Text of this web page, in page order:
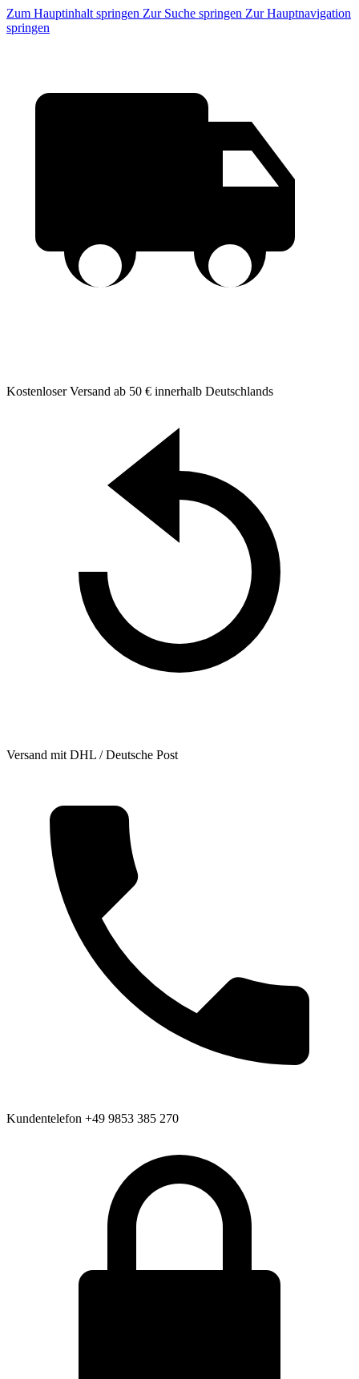
Zum Hauptinhalt springen Zur Suche springen Zur Hauptnavigation
springen
Kostenloser Versand ab 50 € innerhalb Deutschlands
Versand mit DHL / Deutsche Post
Kundentelefon +49 9853 385 270